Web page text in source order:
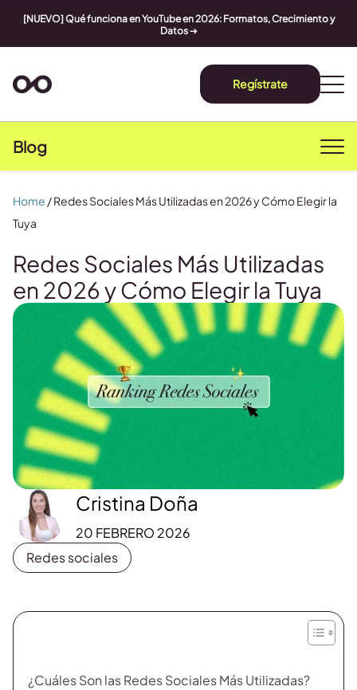
[NUEVO] Qué funciona en YouTube en 2026: Formatos, Crecimiento y
Datos➔
Regístrate
Blog
Redes Sociales Más Utilizadas
en 2026 y Cómo Elegir la Tuya
Cristina Doña
20 FEBRERO 2026
Redes sociales
Home /Redes Sociales Más Utilizadas en 2026 y Cómo Elegir la
Tuya
¿Cuáles Son las Redes Sociales Más Utilizadas?